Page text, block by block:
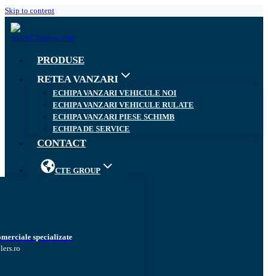
Skip to content
PRODUSE
RETEA VANZARI
ECHIPA VANZARI VEHICULE NOI
ECHIPA VANZARI VEHICULE RULATE
ECHIPA VANZARI PIESE SCHIMB
ECHIPA DE SERVICE
CONTACT
CTE GROUP
specializate